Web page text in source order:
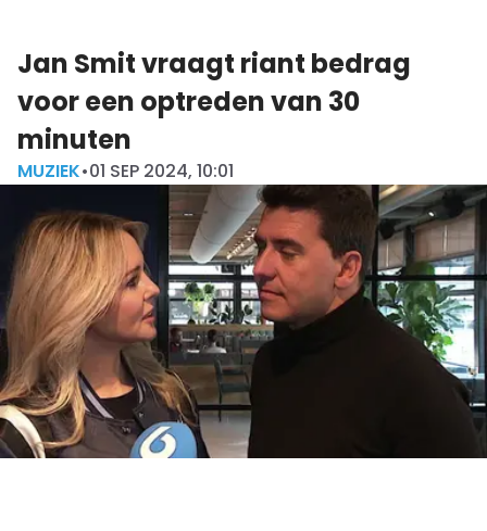
Jan Smit vraagt riant bedrag
voor een optreden van 30
minuten
MUZIEK•01 SEP 2024, 10:01